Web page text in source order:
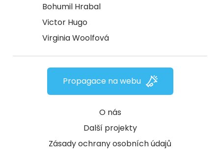
Bohumil Hrabal
Victor Hugo
Virginia Woolfová
O nás
Další projekty
Zásady ochrany osobních údajů
Propagace na webu